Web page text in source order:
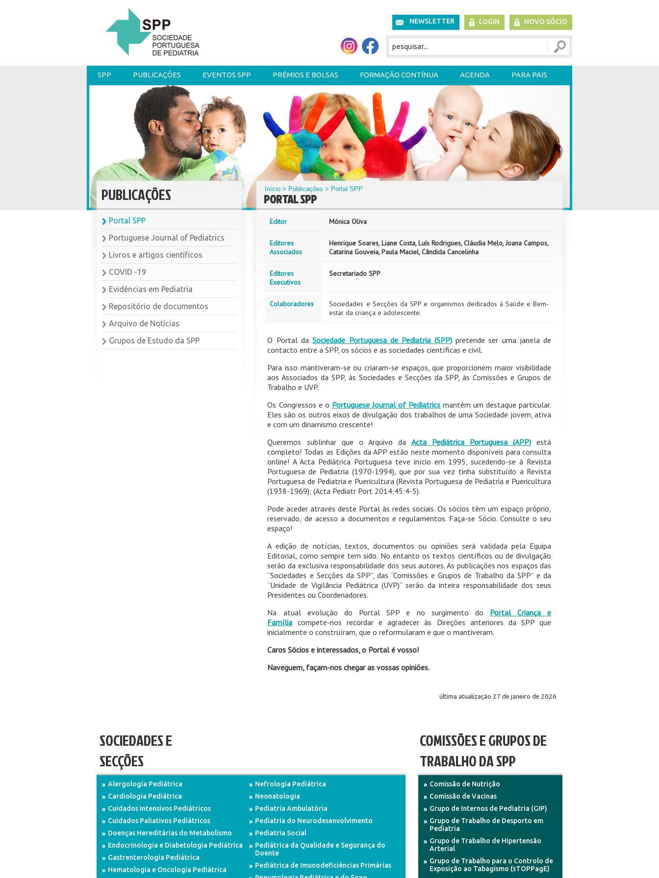
NEWSLETTER LOGIN NOVO SÓCIO
SPP PUBLICAÇÕES EVENTOS SPP PRÉMIOS E BOLSAS FORMAÇÃO CONTÍNUA AGENDA PARA PAIS
PUBLICAÇÕES
Portal SPP
Portuguese Journal of Pediatrics
Livros e artigos científicos
COVID -19
Evidências em Pediatria
Repositório de documentos
Arquivo de Notícias
Grupos de Estudo da SPP
Início > Publicações > Portal SPP
PORTAL SPP
Editor Mónica Oliva
Editores
Associados
Henrique Soares, Liane Costa, Luís Rodrigues, Cláudia Melo, Joana Campos,
Catarina Gouveia, Paula Maciel, Cândida Cancelinha
Editores
Executivos
Secretariado SPP
Colaboradores
Sociedades e Secções da SPP e organismos dedicados à Saúde e Bem-
estar da criança e adolescente.
O Portal daSociedade Portuguesa de Pediatria (SPP) pretende ser uma janela de
contacto entre a SPP, os sócios e as sociedades científicas e civil.
Para isso mantiveram-se ou criaram-se espaços, que proporcionem maior visibilidade
aos Associados da SPP, às Sociedades e Secções da SPP, às Comissões e Grupos de
Trabalho e UVP.
Os Congressos e o Portuguese Journal of Pediatrics mantêm um destaque particular.
Eles são os outros eixos de divulgação dos trabalhos de uma Sociedade jovem, ativa
e com um dinamismo crescente!
Queremos sublinhar que o Arquivo daActa Pediátrica Portuguesa (APP) está
completo! Todas as Edições da APP estão neste momento disponíveis para consulta
online! A Acta Pediátrica Portuguesa teve início em 1995, sucedendo-se à Revista
Portuguesa de Pediatria (1970-1994), que por sua vez tinha substituído a Revista
Portuguesa de Pediatria e Puericultura (Revista Portuguesa de Pediatria e Puericultura
(1938-1969); (Acta Pediatr Port 2014;45:4-5).
Pode aceder através deste Portal às redes sociais. Os sócios têm um espaço próprio,
reservado, de acesso a documentos e regulamentos. Faça-se Sócio. Consulte o seu
espaço!
A edição de notícias, textos, documentos ou opiniões será validada pela Equipa
Editorial, como sempre tem sido. No entanto os textos científicos ou de divulgação
serão da exclusiva responsabilidade dos seus autores. As publicações nos espaços das
“Sociedades e Secções da SPP”, das “Comissões e Grupos de Trabalho da SPP” e da
“Unidade de Vigilância Pediátrica (UVP)“ serão da inteira responsabilidade dos seus
Presidentes ou Coordenadores.
Na atual evolução do Portal SPP e no surgimento do Portal Criança e
Família compete-nos recordar e agradecer às Direções anteriores da SPP que
inicialmente o construíram, que o reformularam e que o mantiveram.
Caros Sócios e interessados, o Portal é vosso!
Naveguem, façam-nos chegar as vossas opiniões.
última atualização 27 de janeiro de 2026
SOCIEDADES E
SECÇÕES
Alergologia Pediátrica
Cardiologia Pediátrica
Cuidados Intensivos Pediátricos
Cuidados Paliativos Pediátricos
Doenças Hereditárias do Metabolismo
Endocrinologia e Diabetologia Pediátrica
Gastrenterologia Pediátrica
Hematologia e Oncologia Pediátrica
Nefrologia Pediátrica
Neonatologia
Pediatria Ambulatória
Pediatria do Neurodesenvolvimento
Pediatria Social
Pediátrica da Qualidade e Segurança do
Doente
Pediátrica de Imunodeficiências Primárias
COMISSÕES E GRUPOS DE
TRABALHO DA SPP
Comissão de Nutrição
Comissão de Vacinas
Grupo de Internos de Pediatria (GIP)
Grupo de Trabalho de Desporto em
Pediatria
Grupo de Trabalho de Hipertensão
Arterial
Grupo de Trabalho para o Controlo de
Exposição ao Tabagismo (sTOPPagE)